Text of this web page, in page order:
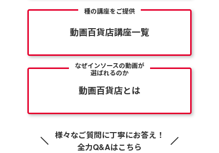
種の講座をご提供
動画百貨店講座一覧
なぜインソースの動画が
選ばれるのか
動画百貨店とは
様々なご質問に丁寧にお答え！
全力Q&Aはこちら